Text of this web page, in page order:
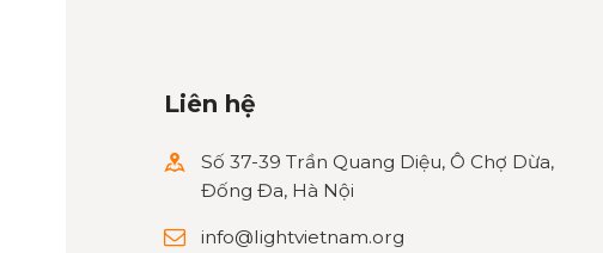
Liên hệ
Số 37-39 Trần Quang Diệu, Ô Chợ Dừa,
Đống Đa, Hà Nội
info@lightvietnam.org